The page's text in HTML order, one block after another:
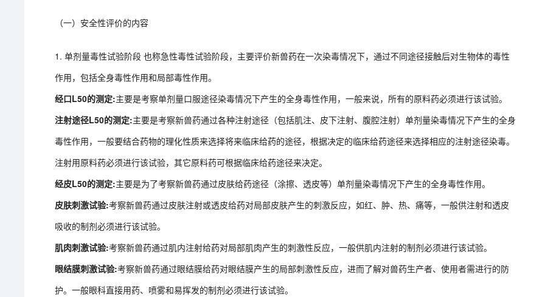
（一）安全性评价的内容
1. 单剂量毒性试验阶段 也称急性毒性试验阶段，主要评价新兽药在一次染毒情况下，通过不同途径接触后对生物体的毒性
作用，包括全身毒性作用和局部毒性作用。
经口L50的测定:主要是考察单剂量口服途径染毒情况下产生的全身毒性作用，一般来说，所有的原料药必须进行该试验。
注射途径L50的测定:主要是考察新兽药通过各种注射途径（包括肌注、皮下注射、腹腔注射）单剂量染毒情况下产生的全身
毒性作用，一般要结合药物的理化性质来选择将来临床给药的途径，根据决定的临床给药途径来选择相应的注射途径染毒。
注射用原料药必须进行该试验，其它原料药可根据临床给药途径来决定。
经皮L50的测定:主要是为了考察新兽药通过皮肤给药途径（涂擦、透皮等）单剂量染毒情况下产生的全身毒性作用。
皮肤刺激试验:考察新兽药通过皮肤注射或透皮给药对局部皮肤产生的刺激反应，如红、肿、热、痛等，一般供注射和透皮
吸收的制剂必须进行该试验。
肌肉刺激试验:考察新兽药通过肌内注射给药对局部肌肉产生的刺激性反应，一般供肌内注射的制剂必须进行该试验。
眼结膜刺激试验:考察新兽药通过眼结膜给药对眼结膜产生的局部刺激性反应，进而了解对兽药生产者、使用者需进行的防
护。一般眼科直接用药、喷雾和易挥发的制剂必须进行该试验。